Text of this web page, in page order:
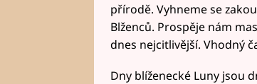
přírodě. Vyhneme se
Blženců. Prospěje nám
dnes nejcitlivější. Vhodný
Dny blíženecké Luny jsou